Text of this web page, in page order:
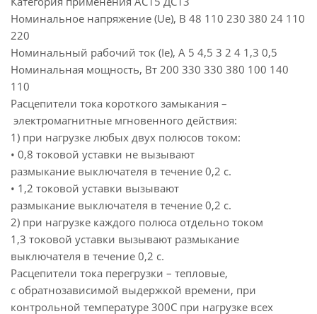
Номинальное напряжение (Ue), В 48 110 230 380 24 110
220
Номинальный рабочий ток (Ie), А 5 4,5 3 2 4 1,3 0,5
Номинальная мощность, Вт 200 330 330 380 100 140
110
Расцепители тока короткого замыкания –
электромагнитные мгновенного действия:
1) при нагрузке любых двух полюсов током:
• 0,8 токовой уставки не вызывают
размыкание выключателя в течение 0,2 с.
• 1,2 токовой уставки вызывают
размыкание выключателя в течение 0,2 с.
2) при нагрузке каждого полюса отдельно током
1,3 токовой уставки вызывают размыкание
выключателя в течение 0,2 с.
Расцепители тока перегрузки – тепловые,
с обратнозависимой выдержкой времени, при
контрольной температуре 300С при нагрузке всех